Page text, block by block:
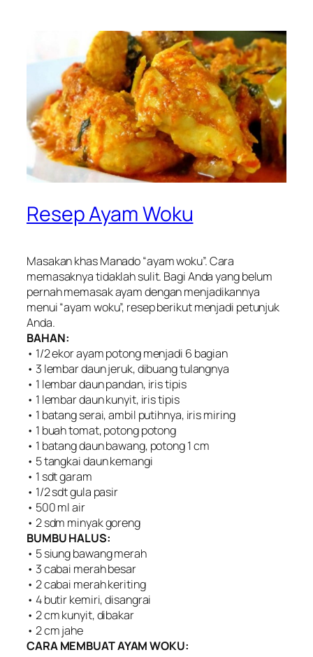
Resep Ayam Woku
Masakan khas Manado “ayam woku”. Cara
memasaknya tidaklah sulit. Bagi Anda yang belum
pernah memasak ayam dengan menjadikannya
menui “ayam woku”, resep berikut menjadi petunjuk
Anda.
BAHAN:
• 1/2 ekor ayam potong menjadi 6 bagian
• 3 lembar daun jeruk, dibuang tulangnya
• 1 lembar daun pandan, iris tipis
• 1 lembar daun kunyit, iris tipis
• 1 batang serai, ambil putihnya, iris miring
• 1 buah tomat, potong potong
• 1 batang daun bawang, potong 1 cm
• 5 tangkai daun kemangi
• 1 sdt garam
• 1/2 sdt gula pasir
• 500 ml air
• 2 sdm minyak goreng
BUMBU HALUS:
• 5 siung bawang merah
• 3 cabai merah besar
• 2 cabai merah keriting
• 4 butir kemiri, disangrai
• 2 cm kunyit, dibakar
• 2 cm jahe
CARA MEMBUAT AYAM WOKU: